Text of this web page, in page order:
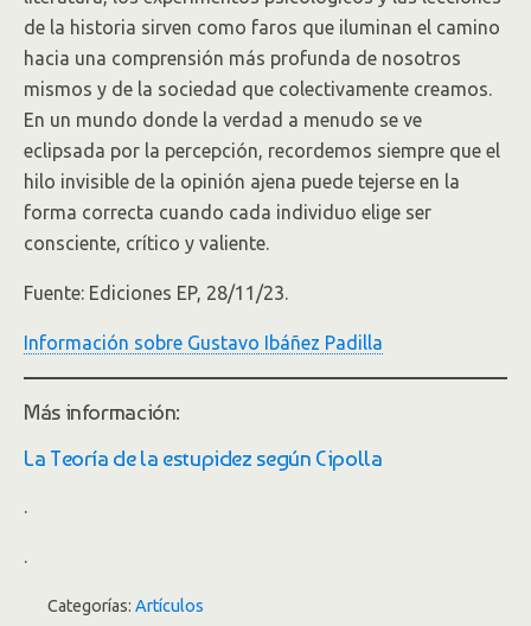
de la historia sirven como faros que iluminan el camino
hacia una comprensión más profunda de nosotros
mismos y de la sociedad que colectivamente creamos.
En un mundo donde la verdad a menudo se ve
eclipsada por la percepción, recordemos siempre que el
hilo invisible de la opinión ajena puede tejerse en la
forma correcta cuando cada individuo elige ser
consciente, crítico y valiente.
Fuente: Ediciones EP, 28/11/23.
Información sobre Gustavo Ibáñez Padilla
Más información:
La Teoría de la estupidez según Cipolla
.
.
Categorías: Artículos